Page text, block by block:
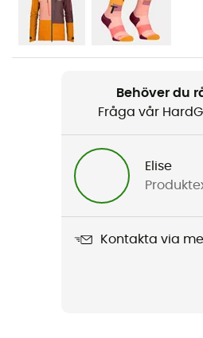
Kön
Dam
Produktnamn
3L Deep Shell Pants
Behöver du
Fråga vår
Elise
Kontakta via